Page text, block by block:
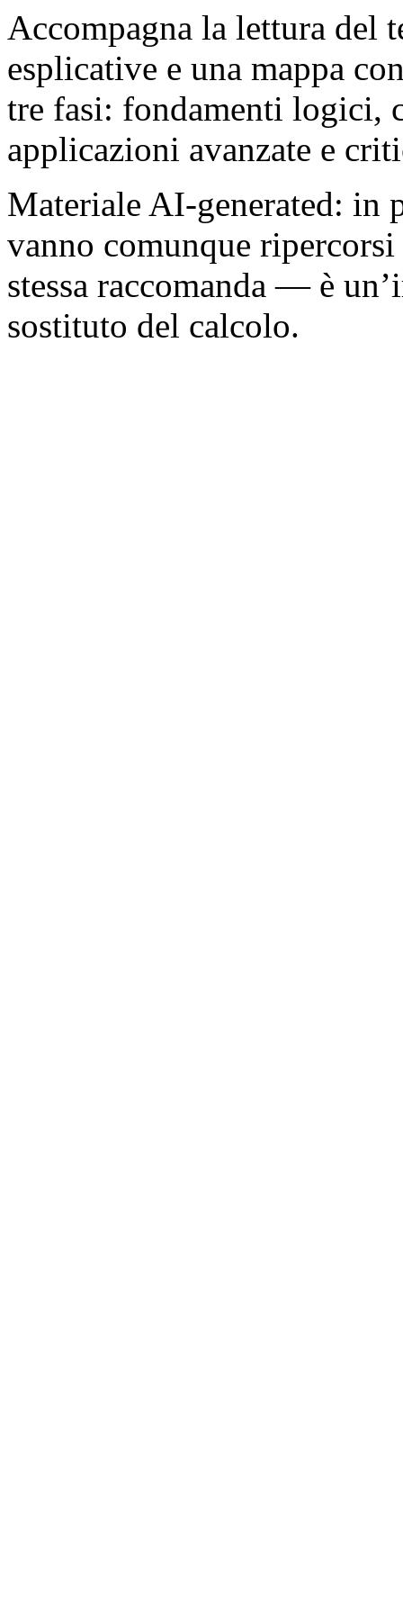
Accompagna la lettura del
esplicative e una mappa
tre fasi: fondamenti logici,
applicazioni avanzate e
Materiale AI-generated: in
vanno comunque
stessa raccomanda — è
sostituto del calcolo.